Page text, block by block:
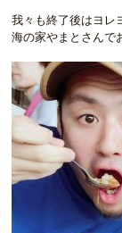
我々も終了後はヨレ
海の家やまとさんで